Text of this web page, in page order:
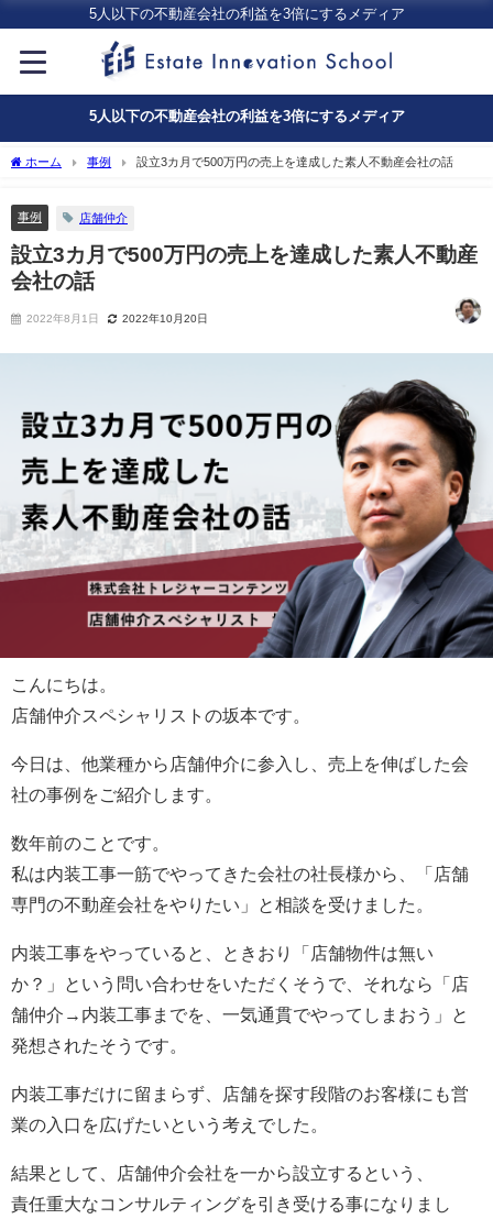
5人以下の不動産会社の利益を3倍にするメディア
5人以下の不動産会社の利益を3倍にするメディア
ホーム 事例 設立3カ月で500万円の売上を達成した素人不動産会社の話
事例 店舗仲介
設立3カ月で500万円の売上を達成した素人不動産
会社の話
2022年8月1日 2022年10月20日
こんにちは。
店舗仲介スペシャリストの坂本です。
今日は、他業種から店舗仲介に参入し、売上を伸ばした会
社の事例をご紹介します。
数年前のことです。
私は内装工事一筋でやってきた会社の社長様から、「店舗
専門の不動産会社をやりたい」と相談を受けました。
内装工事をやっていると、ときおり「店舗物件は無い
か？」という問い合わせをいただくそうで、それなら「店
舗仲介→内装工事までを、一気通貫でやってしまおう」と
発想されたそうです。
内装工事だけに留まらず、店舗を探す段階のお客様にも営
業の入口を広げたいという考えでした。
結果として、店舗仲介会社を一から設立するという、
責任重大なコンサルティングを引き受ける事になりまし